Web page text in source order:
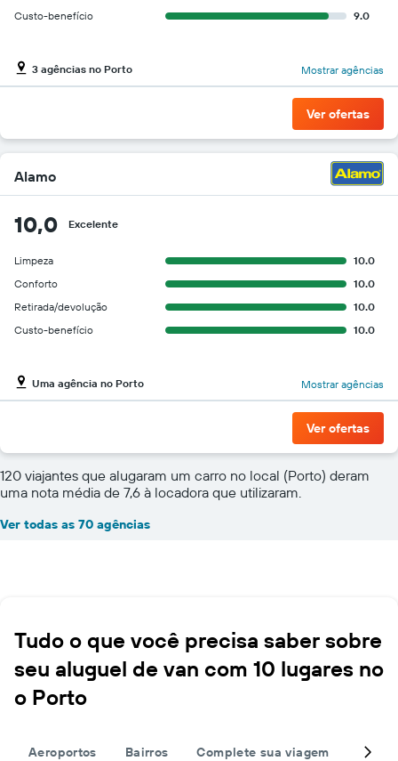
Custo-benefício
9.0
3 agências no Porto Mostrar agências
Ver ofertas
Alamo
10,0 Excelente
Limpeza
10.0
Conforto
10.0
Retirada/devolução
10.0
Custo-benefício
10.0
Uma agência no Porto Mostrar agências
Ver ofertas
120 viajantes que alugaram um carro no local (Porto) deram
uma nota média de 7,6 à locadora que utilizaram.
Ver todas as 70 agências
Tudo o que você precisa saber sobre
seu aluguel de van com 10 lugares no
o Porto
Aeroportos Bairros Complete sua viagem